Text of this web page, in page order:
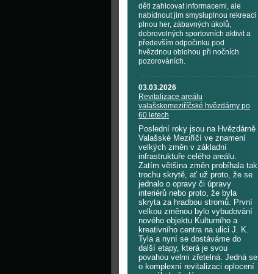
děti zahlcovat informacemi, ale
nabídnout jim smysluplnou rekreaci
plnou her, zábavných úkolů,
dobrovolných sportovních aktivit a
především odpočinku pod
hvězdnou oblohou při nočních
pozorováních.
03.03.2026
Revitalizace areálu
valašskomeziříčské hvězdárny po
60 letech
Poslední roky jsou na Hvězdárně
Valašské Meziříčí ve znamení
velkých změn v základní
infrastruktuře celého areálu.
Zatím většina změn probíhala tak
trochu skrytě, ať už proto, že se
jednalo o opravy či úpravy
interiérů nebo proto, že byla
skryta za hradbou stromů. První
velkou změnou bylo vybudování
nového objektu Kulturního a
kreativního centra na ulici J. K.
Tyla a nyní se dostáváme do
další etapy, která je svou
povahou velmi zřetelná. Jedná se
o komplexní revitalizaci oplocení